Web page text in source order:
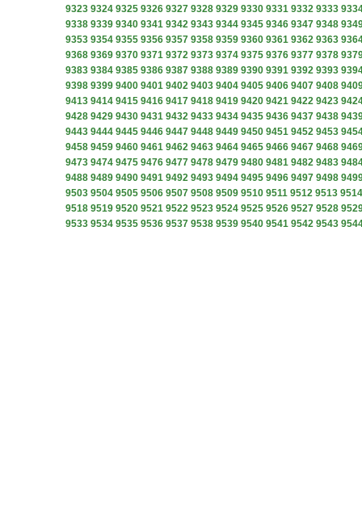
9323 9324 9325 9326 9327 9328 9329 9330 9331 9332 9333
9338 9339 9340 9341 9342 9343 9344 9345 9346 9347 9348
9353 9354 9355 9356 9357 9358 9359 9360 9361 9362 9363
9368 9369 9370 9371 9372 9373 9374 9375 9376 9377 9378
9383 9384 9385 9386 9387 9388 9389 9390 9391 9392 9393
9398 9399 9400 9401 9402 9403 9404 9405 9406 9407 9408
9413 9414 9415 9416 9417 9418 9419 9420 9421 9422 9423
9428 9429 9430 9431 9432 9433 9434 9435 9436 9437 9438
9443 9444 9445 9446 9447 9448 9449 9450 9451 9452 9453
9458 9459 9460 9461 9462 9463 9464 9465 9466 9467 9468
9473 9474 9475 9476 9477 9478 9479 9480 9481 9482 9483
9488 9489 9490 9491 9492 9493 9494 9495 9496 9497 9498
9503 9504 9505 9506 9507 9508 9509 9510 9511 9512 9513 9514
9518 9519 9520 9521 9522 9523 9524 9525 9526 9527 9528
9533 9534 9535 9536 9537 9538 9539 9540 9541 9542 9543